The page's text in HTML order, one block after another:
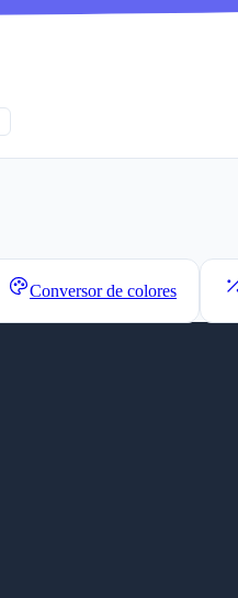
Conversor de colores